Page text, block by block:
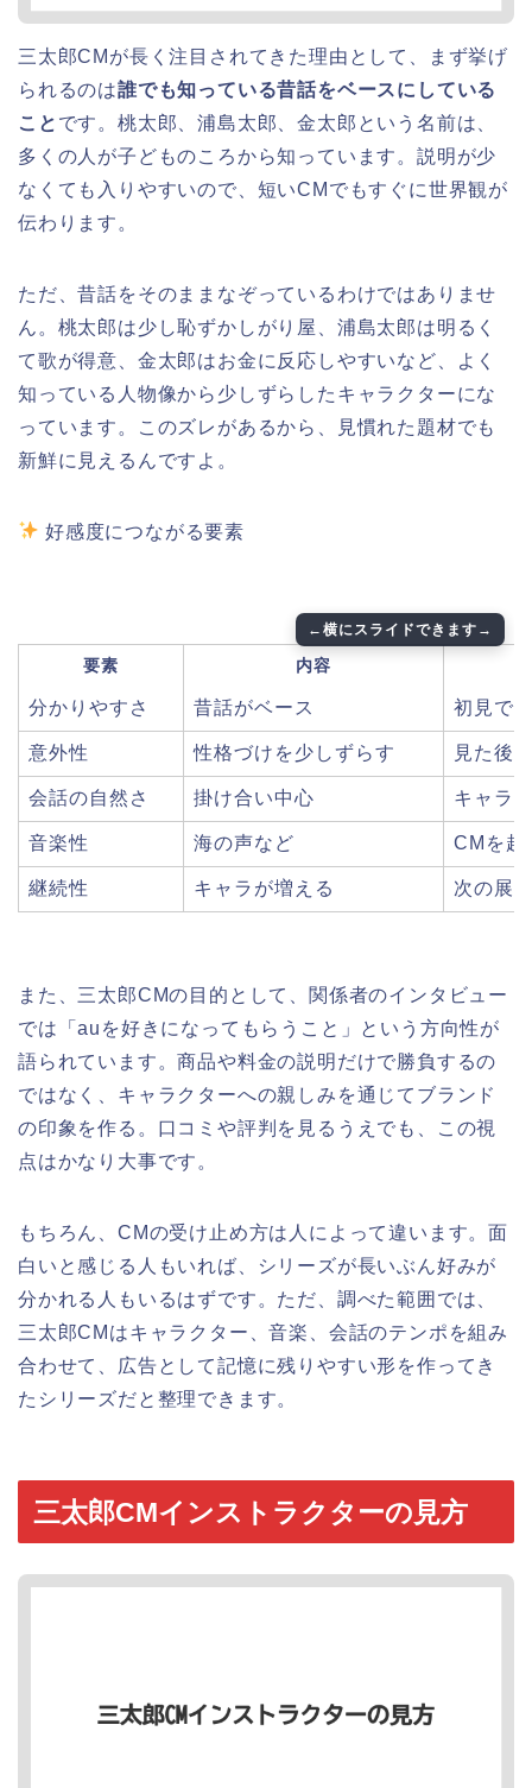
三太郎CMが長く注目されてきた理由として、まず挙げ
られるのは誰でも知っている昔話をベースにしている
こと です。桃太郎、浦島太郎、金太郎という名前は、
多くの人が子どものころから知っています。説明が少
なくても入りやすいので、短いCMでもすぐに世界観が
伝わります。
ただ、昔話をそのままなぞっているわけではありませ
ん。桃太郎は少し恥ずかしがり屋、浦島太郎は明るく
て歌が得意、金太郎はお金に反応しやすいなど、よく
知っている人物像から少しずらしたキャラクターにな
っています。このズレがあるから、見慣れた題材でも
新鮮に見えるんですよ。
好感度につながる要素
要素 内容
分かりやすさ 昔話がベース 初見で
意外性 性格づけを少しずらす 見た後
会話の自然さ 掛け合い中心 キャラ
音楽性 海の声など CMを超
継続性 キャラが増える 次の展
また、三太郎CMの目的として、関係者のインタビュー
では「auを好きになってもらうこと」という方向性が
語られています。商品や料金の説明だけで勝負するの
ではなく、キャラクターへの親しみを通じてブランド
の印象を作る。口コミや評判を見るうえでも、この視
点はかなり大事です。
もちろん、CMの受け止め方は人によって違います。面
白いと感じる人もいれば、シリーズが長いぶん好みが
分かれる人もいるはずです。ただ、調べた範囲では、
三太郎CMはキャラクター、音楽、会話のテンポを組み
合わせて、広告として記憶に残りやすい形を作ってき
たシリーズだと整理できます。
三太郎CMインストラクターの見方